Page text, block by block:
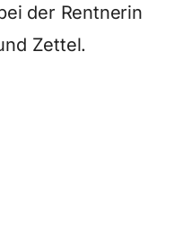
der Rentnerin
Zettel.